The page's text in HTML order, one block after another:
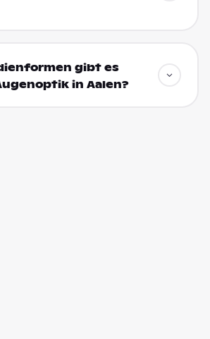
gibt es
in Aalen?